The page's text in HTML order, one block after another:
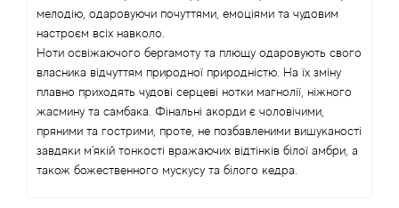
мелодію, одаровуючи почуттями, емоціями та чудовим
настроєм всіх навколо.
Ноти освіжаючого бергамоту та плющу одаровують свого
власника відчуттям природної природністю. На їх зміну
плавно приходять чудові серцеві нотки магнолії, ніжного
жасмину та самбака. Фінальні акорди є чоловічими,
пряними та гострими, проте, не позбавленими вишуканості
завдяки м'якій тонкості вражаючих відтінків білої амбри, а
також божественного мускусу та білого кедра.
Annick Goutal
Antonia's Flowers
Antonio Banderas
Antonio Puig